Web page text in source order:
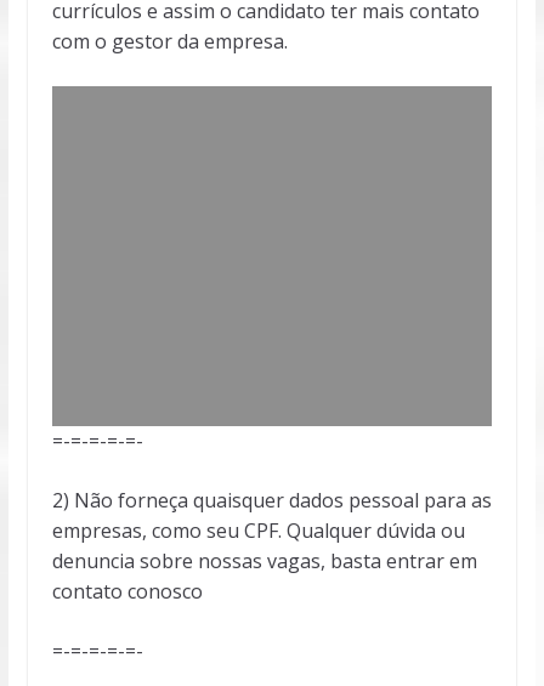
currículos e assim o candidato ter mais contato
com o gestor da empresa.
=-=-=-=-=-
2) Não forneça quaisquer dados pessoal para as
empresas, como seu CPF. Qualquer dúvida ou
denuncia sobre nossas vagas, basta entrar em
contato conosco
=-=-=-=-=-